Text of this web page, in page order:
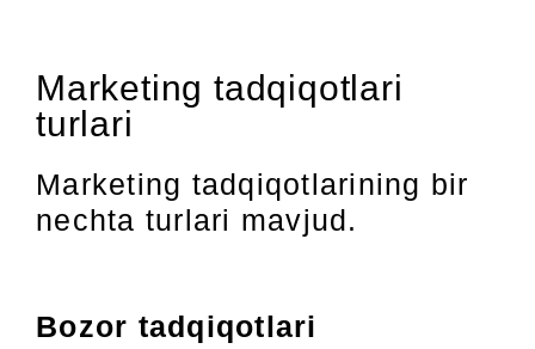
Marketing tadqiqotlari
turlari
Marketing tadqiqotlarining bir
nechta turlari mavjud.
Bozor tadqiqotlari